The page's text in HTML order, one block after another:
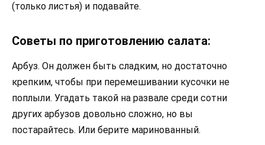
(только листья) и подавайте.
Советы по приготовлению салата:
Арбуз. Он должен быть сладким, но достаточно
крепким, чтобы при перемешивании кусочки не
поплыли. Угадать такой на развале среди сотни
других арбузов довольно сложно, но вы
постарайтесь. Или берите маринованный.